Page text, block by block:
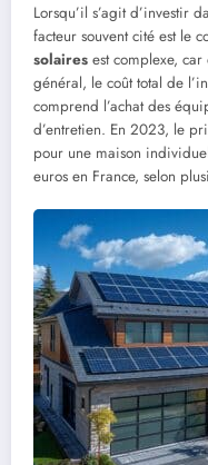
Lorsqu’il s’agit d’investir
facteur souvent cité est le
solaires est complexe,
général, le coût total de
comprend l’achat des
d’entretien. En 2023, le
pour une maison
euros en France, selon